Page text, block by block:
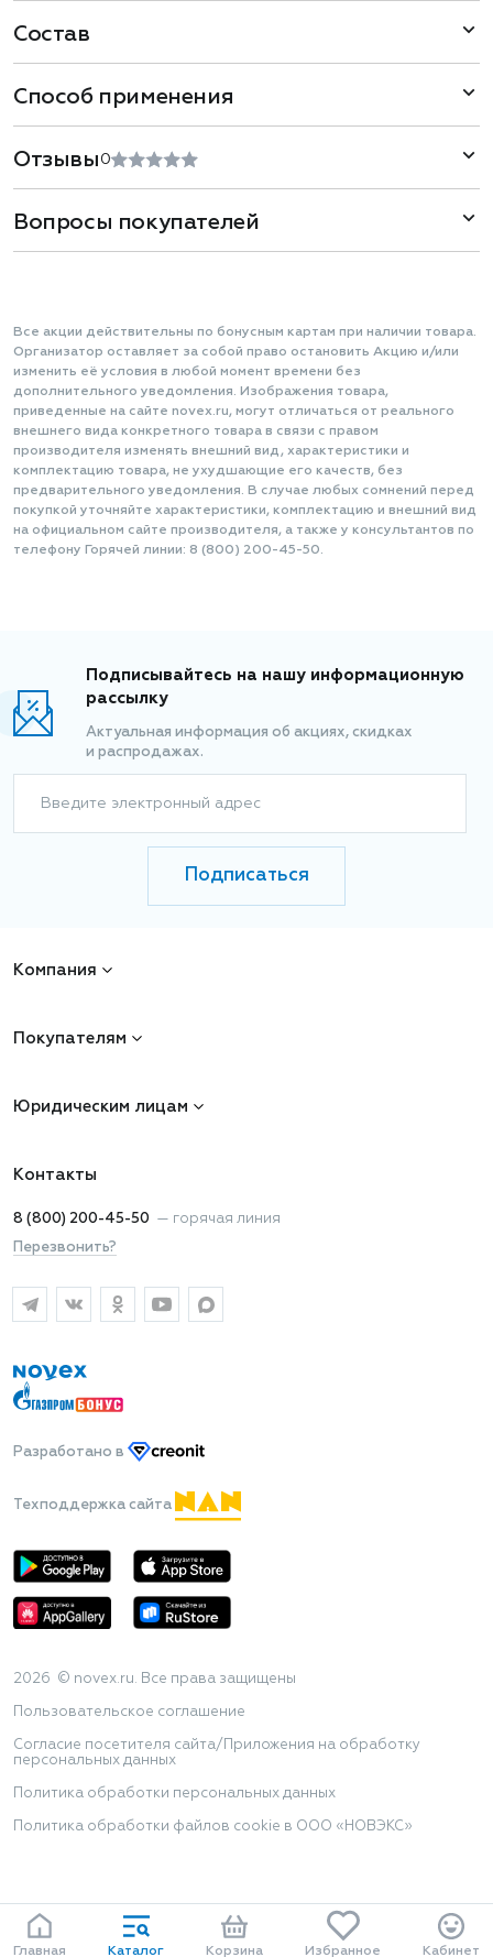
Состав
Способ применения
Отзывы 0
Вопросы покупателей
Все акции действительны по бонусным картам при наличии товара.
Организатор оставляет за собой право остановить Акцию и/или
изменить её условия в любой момент времени без
дополнительного уведомления. Изображения товара,
приведенные на сайте novex.ru, могут отличаться от реального
внешнего вида конкретного товара в связи с правом
производителя изменять внешний вид, характеристики и
комплектацию товара, не ухудшающие его качеств, без
предварительного уведомления. В случае любых сомнений перед
покупкой уточняйте характеристики, комплектацию и внешний вид
на официальном сайте производителя, а также у консультантов по
телефону Горячей линии: 8 (800) 200-45-50.
Подписывайтесь на нашу информационную
рассылку
Актуальная информация об акциях, скидках
и распродажах.
Введите электронный адрес
Подписаться
Компания
Покупателям
Юридическим лицам
Контакты
8 (800) 200-45-50 — горячая линия
Перезвонить?
Разработано в
Техподдержка сайта
2026 © novex.ru. Все права защищены
Пользовательское соглашение
Согласие посетителя сайта/Приложения на обработку
персональных данных
Политика обработки персональных данных
Политика обработки файлов cookie в ООО «НОВЭКС»
Главная Каталог Корзина Избранное Кабинет